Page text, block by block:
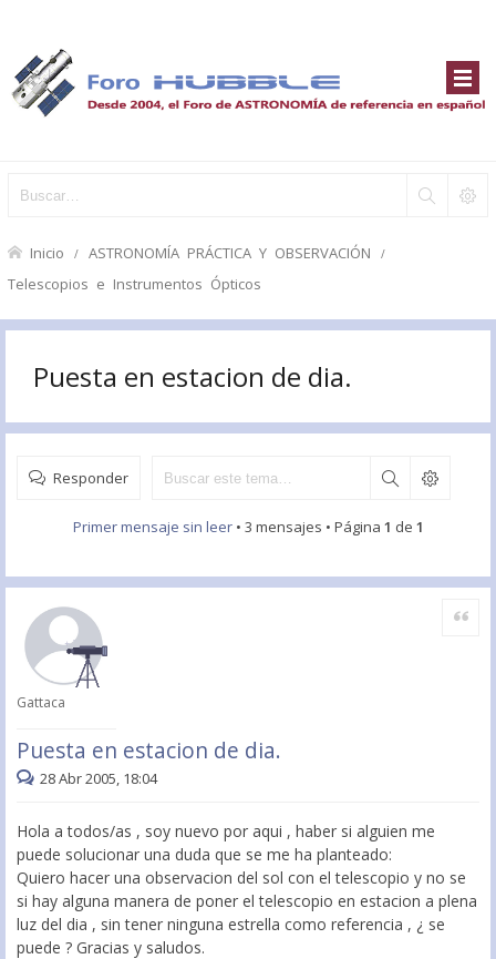
Inicio ASTRONOMÍA PRÁCTICA Y OBSERVACIÓN
Telescopios e Instrumentos Ópticos
Puesta en estacion de dia.
Responder
Primer mensaje sin leer• 3 mensajes • Página 1 de 1
Gattaca
Puesta en estacion de dia.
Citar
28 Abr 2005, 18:04
Hola a todos/as , soy nuevo por aqui , haber si alguien me
puede solucionar una duda que se me ha planteado:
Quiero hacer una observacion del sol con el telescopio y no se
si hay alguna manera de poner el telescopio en estacion a plena
luz del dia , sin tener ninguna estrella como referencia , ¿ se
puede ? Gracias y saludos.